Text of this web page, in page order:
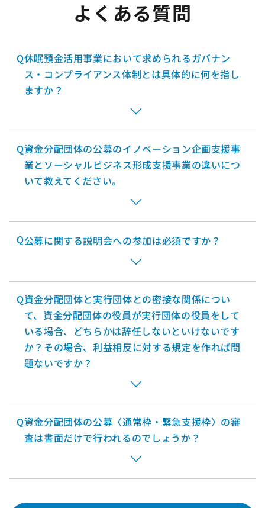
よくある質問
Q休眠預金活用事業において求められるガバナン
ス・コンプライアンス体制とは具体的に何を指し
ますか？
Q資金分配団体の公募のイノベーション企画支援事
業とソーシャルビジネス形成支援事業の違いにつ
いて教えてください。
Q公募に関する説明会への参加は必須ですか？
Q資金分配団体と実行団体との密接な関係につい
て、資金分配団体の役員が実行団体の役員をして
いる場合、どちらかは辞任しないといけないです
か？その場合、利益相反に対する規定を作れば問
題ないですか？
Q資金分配団体の公募〈通常枠・緊急支援枠〉の審
査は書面だけで行われるのでしょうか？